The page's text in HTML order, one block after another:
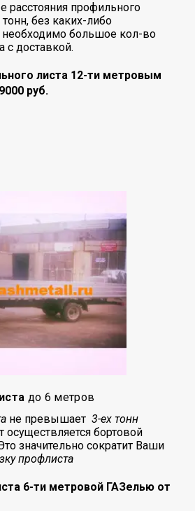
расстояния профильного
без каких-либо
необходимо большое кол-во
с доставкой.
листа 12-ти метровым
руб.
до 6 метров
не превышает3-ех тонн
осуществляется бортовой
значительно сократит Ваши
профлиста
6-ти метровой ГАЗелью от